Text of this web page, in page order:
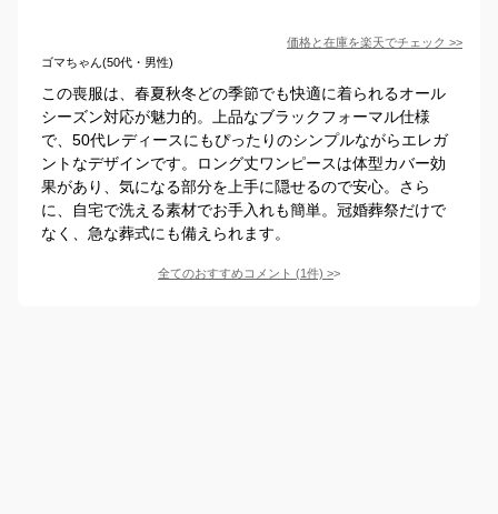
価格と在庫を楽天でチェック >>
ゴマちゃん(50代・男性)
この喪服は、春夏秋冬どの季節でも快適に着られるオール
シーズン対応が魅力的。上品なブラックフォーマル仕様
で、50代レディースにもぴったりのシンプルながらエレガ
ントなデザインです。ロング丈ワンピースは体型カバー効
果があり、気になる部分を上手に隠せるので安心。さら
に、自宅で洗える素材でお手入れも簡単。冠婚葬祭だけで
なく、急な葬式にも備えられます。
全てのおすすめコメント (1件) >